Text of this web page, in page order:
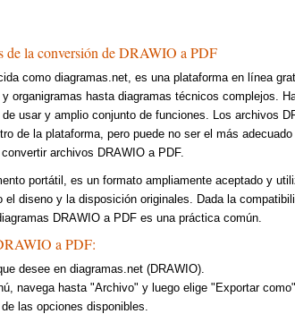
de la conversión de DRAWIO a PDF
como diagramas.net, es una plataforma en línea
organigramas hasta diagramas técnicos complejos.
usar y amplio conjunto de funciones. Los archivos
de la plataforma, pero puede no ser el más
archivos DRAWIO a PDF.
portátil, es un formato ampliamente aceptado y
el diseno y la disposición originales. Dada la
DRAWIO a PDF es una práctica común.
a PDF:
desee en diagramas.net (DRAWIO).
navega hasta "Archivo" y luego elige "Exportar como".
las opciones disponibles.